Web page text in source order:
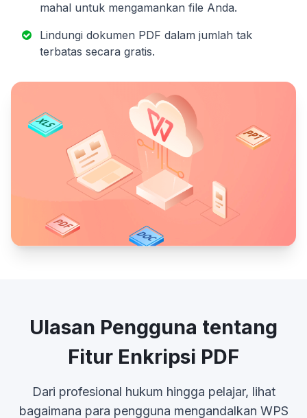
mahal untuk mengamankan file Anda.
Lindungi dokumen PDF dalam jumlah tak
terbatas secara gratis.
Ulasan Pengguna tentang
Fitur Enkripsi PDF
Dari profesional hukum hingga pelajar, lihat
bagaimana para pengguna mengandalkan WPS